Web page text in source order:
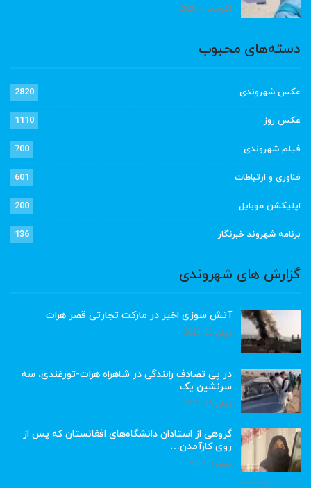
آگوست 6, 2026
دسته‌های محبوب
عکس شهروندی 2820
عکس روز 1110
فیلم شهروندی 700
فناوری و ارتباطات 601
اپلیکشن موبایل 200
برنامه شهروند خبرنگار 136
گزارش های شهروندی
آتش سوزی اخیر در مارکت تجارتی قصر هرات
ژوئن 22, 2023
در پی تصادف رانندگی در شاهراه هرات-تورغندی، سه
سرنشین یک…
ژوئن 15, 2023
گروهی از استادان دانشگاه‌های افغانستان که پس از
روی کارآمدن…
ژوئن 6, 2023